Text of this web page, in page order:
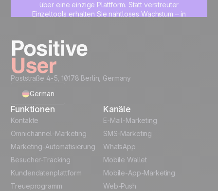
über eine einzige Plattform. Statt verstreuter
Einzeltools erhalten Sie nahtloses Wachstum – in
Poststraße 4-5, 10178 Berlin, Germany
German
English
Polish
Funktionen
Kontakte
Omnichannel-Marketing
Marketing-Automatisierung
Besucher-Tracking
Kundendatenplattform
Treueprogramm
Kanäle
E-Mail-Marketing
SMS-Marketing
WhatsApp
Mobile Wallet
Mobile-App-Marketing
Web-Push